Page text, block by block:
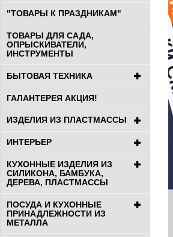
"ТОВАРЫ К ПРАЗДНИКАМ"
ТОВАРЫ ДЛЯ САДА,
ОПРЫСКИВАТЕЛИ,
ИНСТРУМЕНТЫ
БЫТОВАЯ ТЕХНИКА
ГАЛАНТЕРЕЯ АКЦИЯ!
ИЗДЕЛИЯ ИЗ ПЛАСТМАССЫ
ИНТЕРЬЕР
КУХОННЫЕ ИЗДЕЛИЯ ИЗ
СИЛИКОНА, БАМБУКА,
ДЕРЕВА, ПЛАСТМАССЫ
ПОСУДА И КУХОННЫЕ
ПРИНАДЛЕЖНОСТИ ИЗ
МЕТАЛЛА